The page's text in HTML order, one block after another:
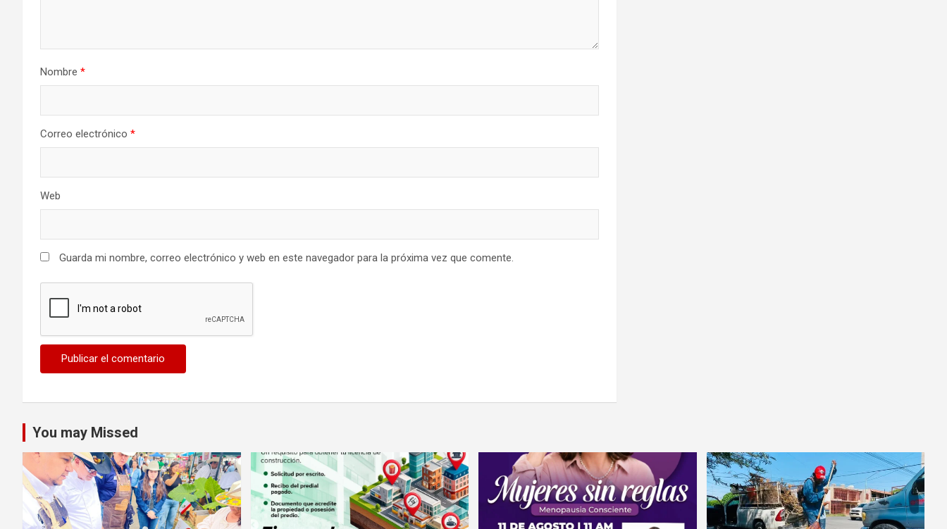
Nombre *
Correo electrónico *
Web
Guarda mi nombre, correo electrónico y web en este navegador para la próxima vez que comente.
You may Missed